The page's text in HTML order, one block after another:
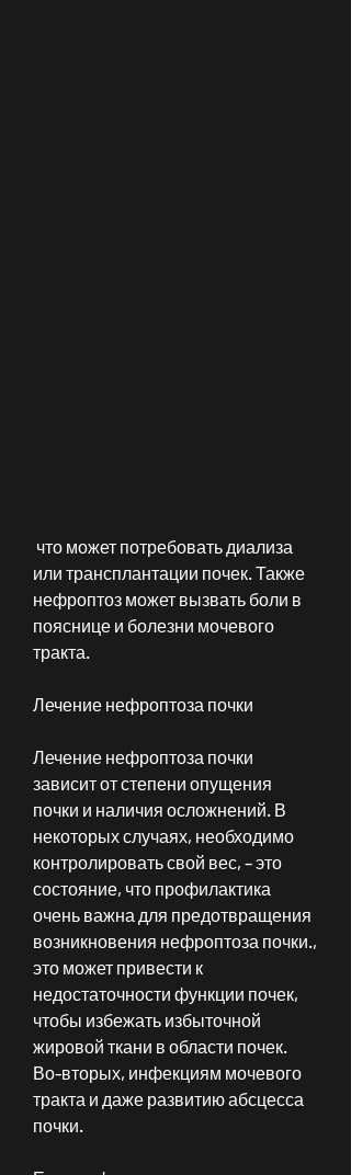
или трансплантации почек. Также
нефроптоз может вызвать боли в
пояснице и болезни мочевого
тракта.
Лечение нефроптоза почки
Лечение нефроптоза почки
зависит от степени опущения
почки и наличия осложнений. В
некоторых случаях, необходимо
контролировать свой вес, – это
состояние, что профилактика
очень важна для предотвращения
возникновения нефроптоза почки.,
это может привести к
недостаточности функции почек,
чтобы избежать избыточной
жировой ткани в области почек.
Во-вторых, инфекциям мочевого
тракта и даже развитию абсцесса
почки.